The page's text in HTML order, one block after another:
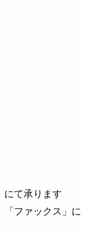
にて承ります
ファックス」に